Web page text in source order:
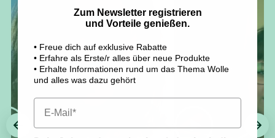
Zum Newsletter registrieren
und Vorteile genießen.
• Freue dich auf exklusive Rabatte
• Erfahre als Erste/r alles über neue Produkte
• Erhalte Informationen rund um das Thema Wolle
und alles was dazu gehört